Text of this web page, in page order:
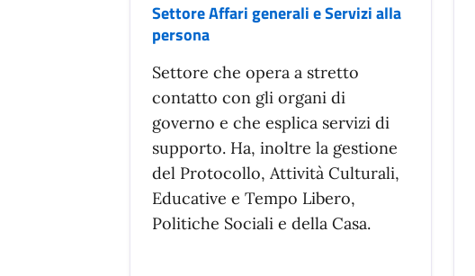
Settore Affari generali e Servizi alla
persona
Settore che opera a stretto
contatto con gli organi di
governo e che esplica servizi di
supporto. Ha, inoltre la gestione
del Protocollo, Attività Culturali,
Educative e Tempo Libero,
Politiche Sociali e della Casa.